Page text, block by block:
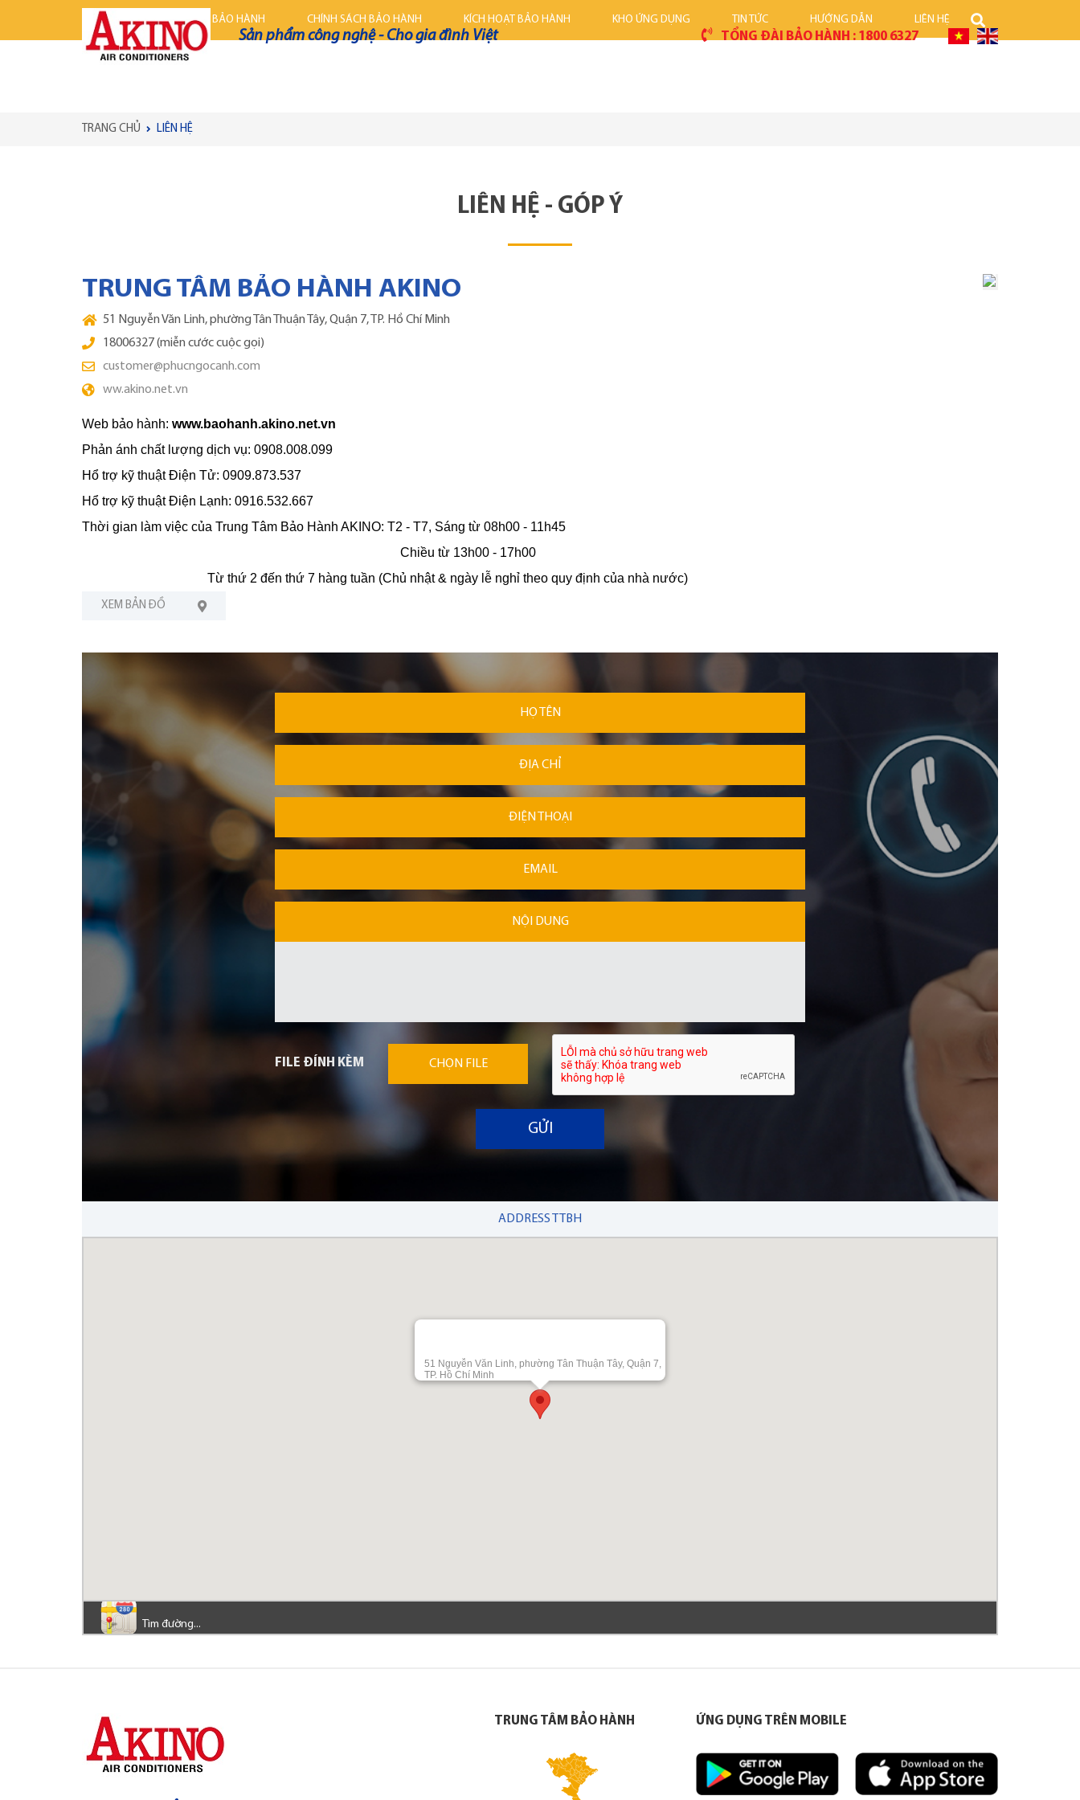
Sản phẩm công nghệ - Cho gia đình Việt TỔNG ĐÀI BẢO HÀNH :1800 6327
TRANG CHỦ TRẠM BẢO HÀNH CHÍNH SÁCH BẢO HÀNH KÍCH HOẠT BẢO HÀNH KHO ỨNG DỤNG TIN TỨC HƯỚNG DẪN LIÊN HỆ
TRANG CHỦ LIÊN HỆ
LIÊN HỆ - GÓP Ý
TRUNG TÂM BẢO HÀNH AKINO
51 Nguyễn Văn Linh, phường Tân Thuận Tây, Quận 7, TP. Hồ Chí Minh
18006327 (miễn cước cuộc gọi)
customer@phucngocanh.com
ww.akino.net.vn
Web bảo hành: www.baohanh.akino.net.vn
Phản ánh chất lượng dịch vụ: 0908.008.099
Hổ trợ kỹ thuật Điện Tử: 0909.873.537
Hổ trợ kỹ thuật Điện Lạnh: 0916.532.667
Thời gian làm việc của Trung Tâm Bảo Hành AKINO: T2 - T7, Sáng từ 08h00 - 11h45
Chiều từ 13h00 - 17h00
Từ thứ 2 đến thứ 7 hàng tuần (Chủ nhật & ngày lễ nghỉ theo quy định của nhà nước)
XEM BẢN ĐỒ
HỌ TÊN
ĐỊA CHỈ
ĐIỆN THOẠI
EMAIL
NỘI DUNG
FILE ĐÍNH KÈM CHỌN FILE
GỬI
ADDRESS TTBH
51 Nguyễn Văn Linh, phường Tân Thuận Tây, Quận 7,
TP. Hồ Chí Minh
Tìm đường...
TRUNG TÂM BẢO HÀNH ỨNG DỤNG TRÊN MOBILE